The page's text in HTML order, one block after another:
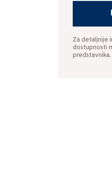
Za detaljnije
dostupnosti
predstavnika.